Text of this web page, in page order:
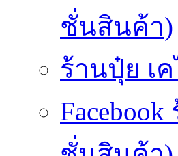
ชั่นสินค้า)
ร้านปุ๋ย เ